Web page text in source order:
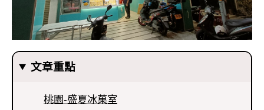
文章重點
桃園-盛夏冰菓室